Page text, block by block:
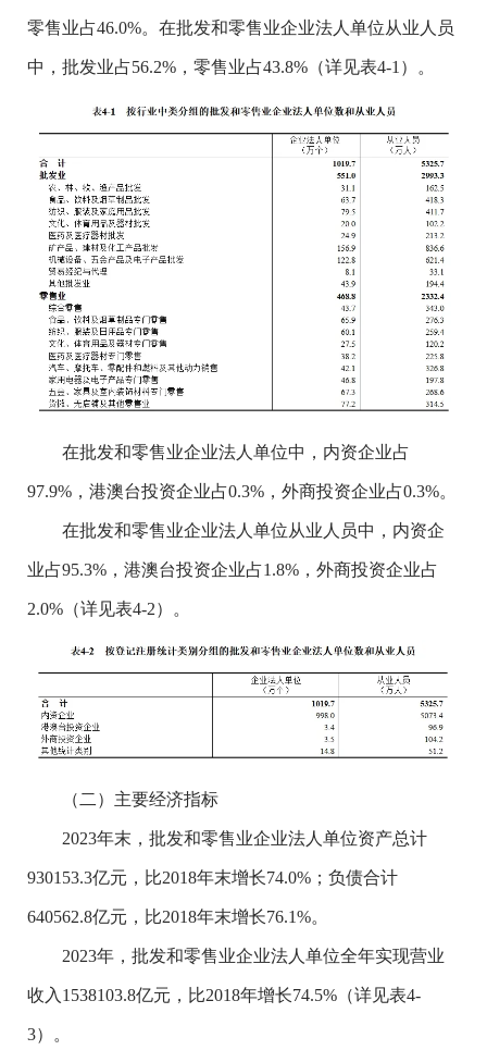
零售业占46.0%。在批发和零售业企业法人单位从业人员
中，批发业占56.2%，零售业占43.8%（详见表4-1）。
在批发和零售业企业法人单位中，内资企业占
97.9%，港澳台投资企业占0.3%，外商投资企业占0.3%。
在批发和零售业企业法人单位从业人员中，内资企
业占95.3%，港澳台投资企业占1.8%，外商投资企业占
2.0%（详见表4-2）。
（二）主要经济指标
2023年末，批发和零售业企业法人单位资产总计
930153.3亿元，比2018年末增长74.0%；负债合计
640562.8亿元，比2018年末增长76.1%。
2023年，批发和零售业企业法人单位全年实现营业
收入1538103.8亿元，比2018年增长74.5%（详见表4-
3）。